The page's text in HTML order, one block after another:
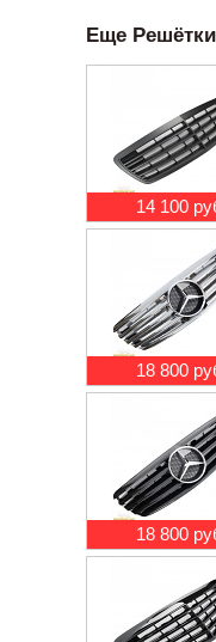
Еще Решётки
14 100
18 800
18 800